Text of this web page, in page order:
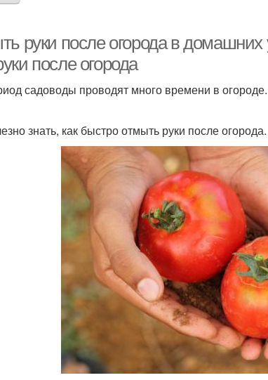
руки после огорода в
после огорода
садоводы проводят много времени в
знать, как быстро отмыть руки после